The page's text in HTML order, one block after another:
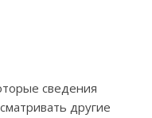
сведения
другие